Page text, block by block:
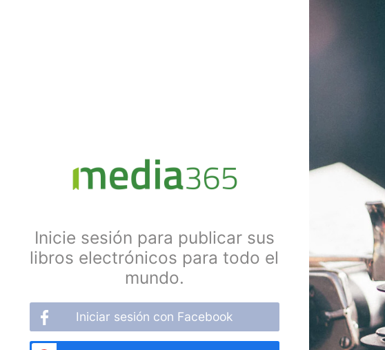
Inicie sesión para publicar sus
libros electrónicos para todo el
mundo.
Iniciar sesión con Facebook